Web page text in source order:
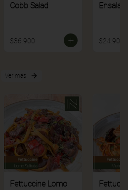
Cobb Salad
$36.900 $24.900
Ver más
Fettuccine Lomo